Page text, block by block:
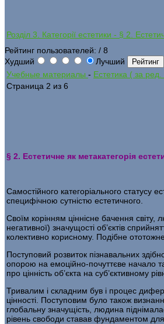
Розділ 3. Категорії естетики - § 2.
Рейтинг пользователей: / 8
Худший
Лучший
Учебные материалы - Естетика ( за
Страница 2 из 6
§ 2. Естетичне як метакатегорія
Самостійного категоріального статусу
специфічною сут­ністю естетичного.
Своїм корінням ціннісне бачення світу,
негативної) зна­чущості об’єктів
колективно корисному. Подібне
Поступовий розвиток пізнавальних
опорою на емоційно-почуттєве начало
про цінність об’єкта на суб’єктивному
Тривалим і складним був і процес
цінності. Поступовим було також
глобальну значущість, лю­дина
рівень свободи ставав фундаментом для